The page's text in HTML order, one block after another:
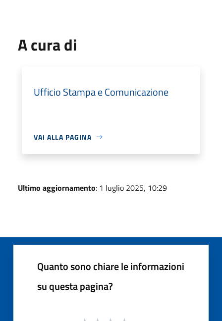
A cura di
Ufficio Stampa e Comunicazione
VAI ALLA PAGINA
Ultimo aggiornamento: 1 luglio 2025, 10:29
Quanto sono chiare le informazioni
su questa pagina?